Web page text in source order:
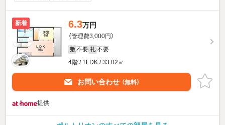
新着 6.3万円
（管理費3,000円）
敷 不要 礼 不要
4階 / 1LDK / 33.02㎡
お問い合わせ （無料）
提供